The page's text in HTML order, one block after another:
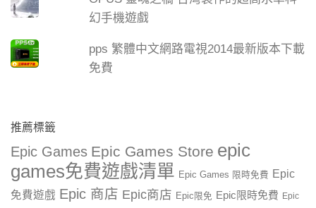
幻手機遊戲
pps 繁體中文網路電視2014最新版本下載
免費
推薦標籤
Epic Games Epic Games Store epic
games免費遊戲清單 Epic Games 限時免費 Epic
免費遊戲 Epic 商店 Epic商店 Epic限免 Epic限時免費 Epic